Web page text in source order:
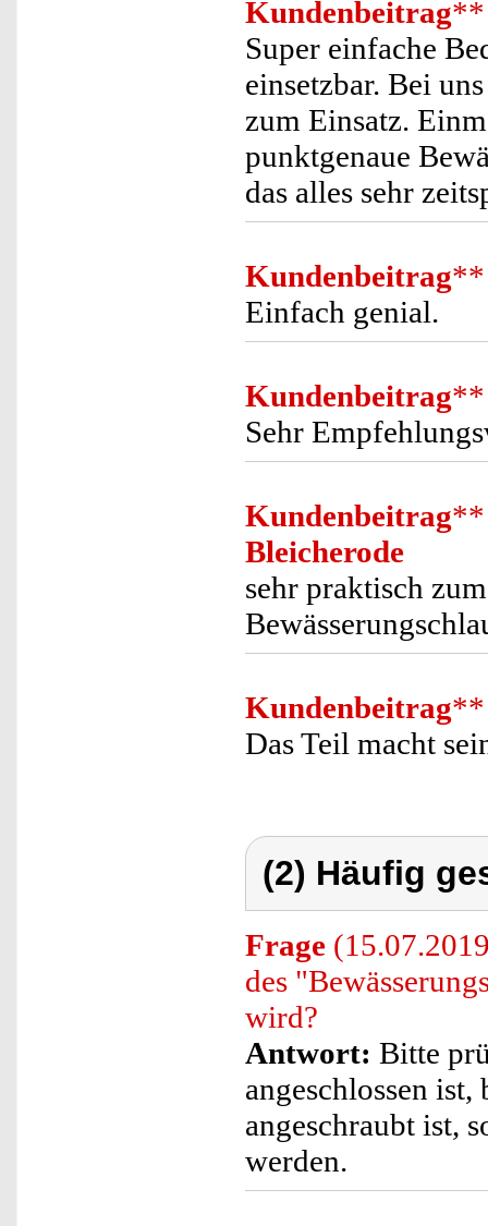
Kundenbeitrag**
Super einfache
einsetzbar. Bei
zum Einsatz.
punktgenaue
das alles sehr
Kundenbeitrag**
Einfach genial.
Kundenbeitrag**
Sehr
Kundenbeitrag**
Bleicherode
sehr praktisch
Kundenbeitrag**
Das Teil macht
(2) Häufig
Frage
des
wird?
Antwort: Bitte
angeschlossen
angeschraubt ist,
werden.